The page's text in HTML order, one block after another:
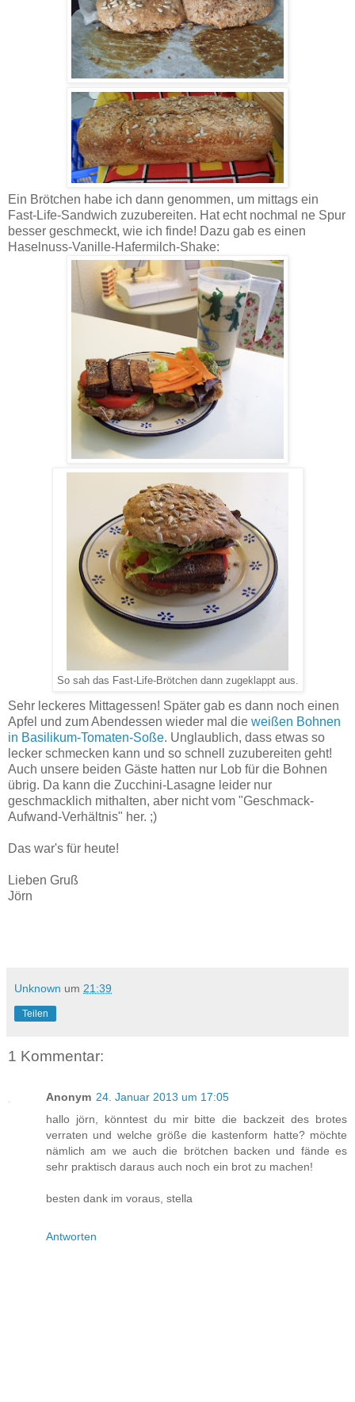
Ein Brötchen habe ich dann genommen, um mittags ein
Fast-Life-Sandwich zuzubereiten. Hat echt nochmal ne Spur
besser geschmeckt, wie ich finde! Dazu gab es einen
Haselnuss-Vanille-Hafermilch-Shake:
So sah das Fast-Life-Brötchen dann zugeklappt aus.
Sehr leckeres Mittagessen! Später gab es dann noch einen
Apfel und zum Abendessen wieder mal die weißen Bohnen
in Basilikum-Tomaten-Soße. Unglaublich, dass etwas so
lecker schmecken kann und so schnell zuzubereiten geht!
Auch unsere beiden Gäste hatten nur Lob für die Bohnen
übrig. Da kann die Zucchini-Lasagne leider nur
geschmacklich mithalten, aber nicht vom "Geschmack-
Aufwand-Verhältnis" her. ;)
Das war's für heute!
Lieben Gruß
Jörn
Unknown um 21:39
Teilen
1 Kommentar:
Anonym 24. Januar 2013 um 17:05
hallo jörn, könntest du mir bitte die backzeit des brotes
verraten und welche größe die kastenform hatte? möchte
nämlich am we auch die brötchen backen und fände es
sehr praktisch daraus auch noch ein brot zu machen!
besten dank im voraus, stella
Antworten